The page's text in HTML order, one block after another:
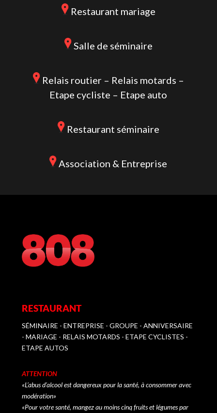
Restaurant mariage
Salle de séminaire
Relais routier – Relais motards –
Etape cycliste – Etape auto
Restaurant séminaire
Association & Entreprise
RESTAURANT
SÉMINAIRE - ENTREPRISE - GROUPE - ANNIVERSAIRE
- MARIAGE - RELAIS MOTARDS - ETAPE CYCLISTES -
ETAPE AUTOS
ATTENTION
«L’abus d’alcool est dangereux pour la santé, à consommer avec
modération»
«Pour votre santé, mangez au moins cinq fruits et légumes par